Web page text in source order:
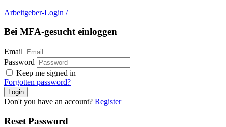
Arbeitgeber-Login /
Bei MFA-gesucht einloggen
Email
Password
Keep me signed in
Forgotten password?
Don't you have an account? Register
Reset Password